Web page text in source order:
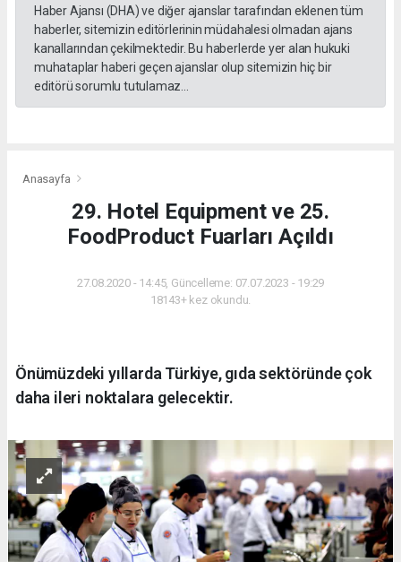
Haber Ajansı (DHA) ve diğer ajanslar tarafından eklenen tüm
haberler, sitemizin editörlerinin müdahalesi olmadan ajans
kanallarından çekilmektedir. Bu haberlerde yer alan hukuki
muhataplar haberi geçen ajanslar olup sitemizin hiç bir
editörü sorumlu tutulamaz...
Anasayfa
29. Hotel Equipment ve 25.
FoodProduct Fuarları Açıldı
27.08.2020 - 14:45, Güncelleme: 07.07.2023 - 19:29
18143+ kez okundu.
Önümüzdeki yıllarda Türkiye, gıda sektöründe çok
daha ileri noktalara gelecektir.